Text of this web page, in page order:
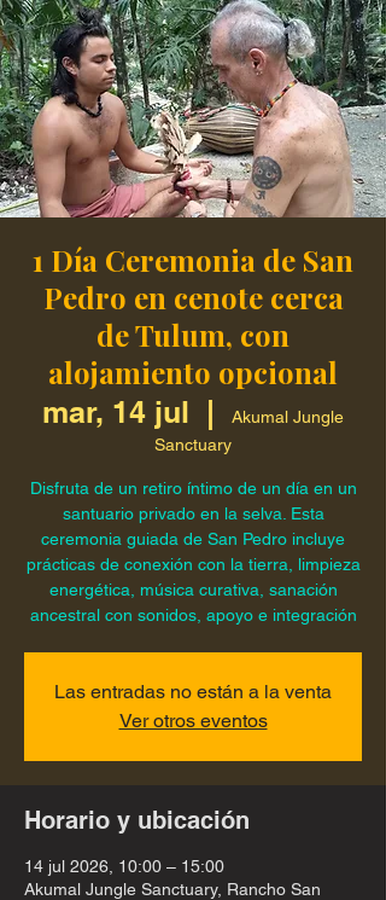
1 Día Ceremonia de San
Pedro en cenote cerca
de Tulum, con
alojamiento opcional
mar, 14 jul
  |
Akumal Jungle
Sanctuary
Disfruta de un retiro íntimo de un día en un
santuario privado en la selva. Esta
ceremonia guiada de San Pedro incluye
prácticas de conexión con la tierra, limpieza
energética, música curativa, sanación
ancestral con sonidos, apoyo e integración
Las entradas no están a la venta
Ver otros eventos
Horario y ubicación
14 jul 2026, 10:00 – 15:00
Akumal Jungle Sanctuary, Rancho San